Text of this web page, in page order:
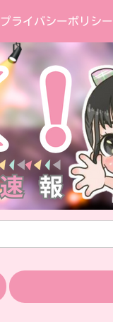
プライバシーポリシー